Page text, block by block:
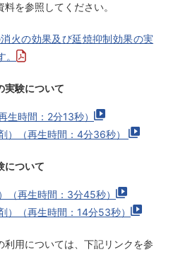
を参照してください。
火の効果及び延焼抑制効果の実
実験について
生時間：2分13秒）
）（再生時間：4分36秒）
について
（再生時間：3分45秒）
）（再生時間：14分53秒）
用については、下記リンクを参